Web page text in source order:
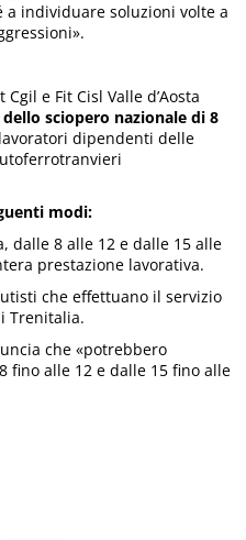
individuare soluzioni volte a
e Fit Cisl Valle d’Aosta
sciopero nazionale di 8
dipendenti delle
modi:
dalle 8 alle 12 e dalle 15 alle
prestazione lavorativa.
che effettuano il servizio
Trenitalia.
che «potrebbero
fino alle 12 e dalle 15 fino alle